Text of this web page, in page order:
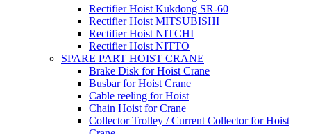
Rectifier Hoist Kukdong SR-60
Rectifier Hoist MITSUBISHI
Rectifier Hoist NITCHI
Rectifier Hoist NITTO
SPARE PART HOIST CRANE
Brake Disk for Hoist Crane
Busbar for Hoist Crane
Cable reeling for Hoist
Chain Hoist for Crane
Collector Trolley / Current Collector for Hoist